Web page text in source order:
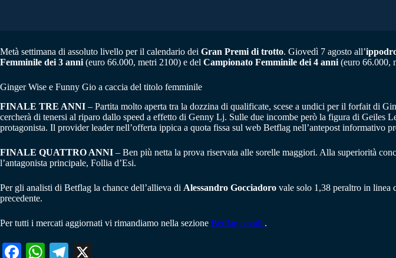
Metà settimana di assoluto livello per il calendario dei Gran Premi di trotto. Giovedì 7 agosto all’
Femminile dei 3 anni (euro 66.000, metri 2100) e del Campionato Femminile dei 4 anni (euro 66.000,
Ginger Wise e Funny Gio a caccia del titolo femminile
FINALE TRE ANNI – Partita molto aperta tra la dozzina di qualificate, scese a undici per il forfait di
cercherà di tenersi al riparo dallo speed a effetto di Genny Lj. Sulle due incombe però la figura di Geiles
protagonista. Il provider leader nell’offerta ippica a quota fissa sul web Betflag nell’antepost informativo
FINALE QUATTRO ANNI – Ben più netta la prova riservata alle sorelle maggiori. Alla superiorità
l’antagonista principale, Follia d’Esi.
Per gli analisti di Betflag la chance dell’allieva di Alessandro Gocciadoro vale solo 1,38 peraltro in linea
precedente.
Per tutti i mercati aggiornati vi rimandiamo nella sezione Betflag cavalli.
Fa W
Te